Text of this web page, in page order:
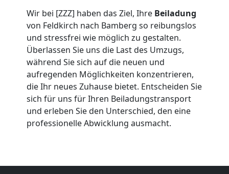
Wir bei [ZZZ] haben das Ziel, Ihre Beiladung
von Feldkirch nach Bamberg so reibungslos
und stressfrei wie möglich zu gestalten.
Überlassen Sie uns die Last des Umzugs,
während Sie sich auf die neuen und
aufregenden Möglichkeiten konzentrieren,
die Ihr neues Zuhause bietet. Entscheiden Sie
sich für uns für Ihren Beiladungstransport
und erleben Sie den Unterschied, den eine
professionelle Abwicklung ausmacht.
Umzug
Mann
LKW